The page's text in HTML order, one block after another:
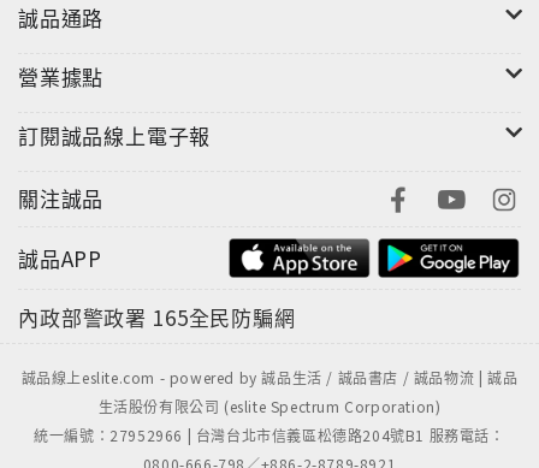
誠品通路
營業據點
訂閱誠品線上電子報
關注誠品
誠品APP
內政部警政署 165全民防騙網
誠品線上eslite.com - powered by 誠品生活 / 誠品書店 / 誠品物流 | 誠品
生活股份有限公司 (eslite Spectrum Corporation)
統一編號：27952966 | 台灣台北市信義區松德路204號B1 服務電話：